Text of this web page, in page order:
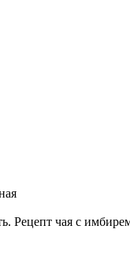
Рецепт чая с